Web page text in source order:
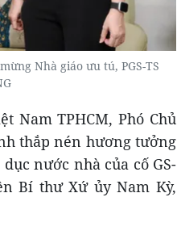
Nhà giáo ưu tú, PGS-TS
Nam TPHCM, Phó Chủ
thắp nén hương tưởng
nước nhà của cố GS-
Bí thư Xứ ủy Nam Kỳ,